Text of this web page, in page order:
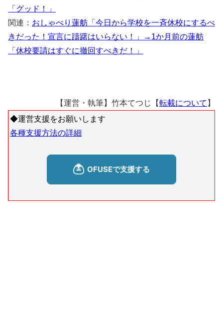
「グッド！」
関連： おしゃべり蓮舫「今日から学校を一斉休校にするべ
きだった！宣言に躊躇はいらない！」→1か月前の蓮舫
「休校要請はすぐに撤回すべきだ！」
【運営・執筆】竹本てつじ【転載について 】
◆運営支援をお願いします
各種支援方法の詳細